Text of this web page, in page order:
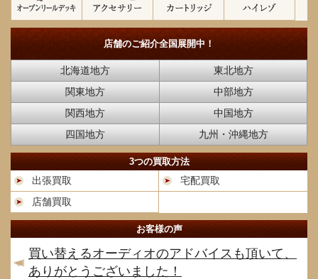
店舗のご紹介全国展開中！
北海道地方
東北地方
関東地方
中部地方
関西地方
中国地方
四国地方
九州・沖縄地方
3つの買取方法
出張買取
宅配買取
店舗買取
お客様の声
買い替えるオーディオのアドバイスも頂いて、
ありがとうございました！